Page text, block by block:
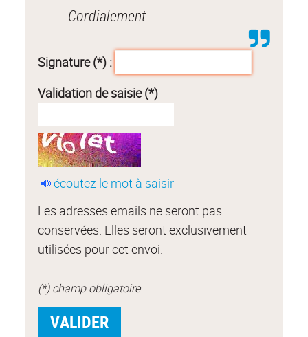
Cordialement.
Signature (*) :
Validation de saisie (*)
écoutez le mot à saisir
Les adresses emails ne seront pas
conservées. Elles seront exclusivement
utilisées pour cet envoi.
(*) champ obligatoire